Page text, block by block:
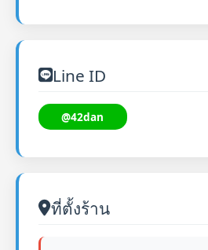
Line ID
@42dan
ที่ตั้งร้าน